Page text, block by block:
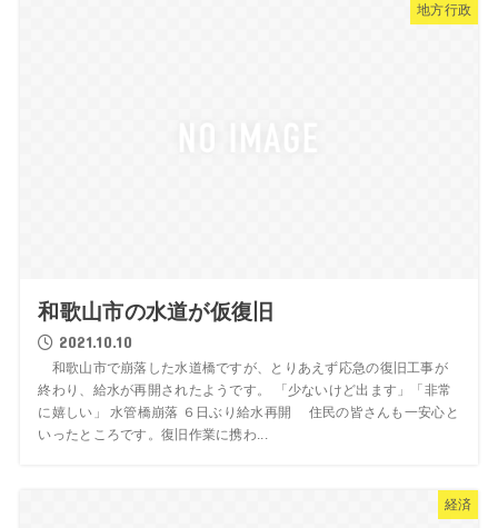
地方行政
和歌山市の水道が仮復旧
2021.10.10
和歌山市で崩落した水道橋ですが、とりあえず応急の復旧工事が
終わり、給水が再開されたようです。 「少ないけど出ます」「非常
に嬉しい」 水管橋崩落 ６日ぶり給水再開 住民の皆さんも一安心と
いったところです。復旧作業に携わ...
経済